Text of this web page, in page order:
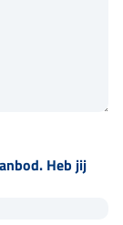
Heb jij